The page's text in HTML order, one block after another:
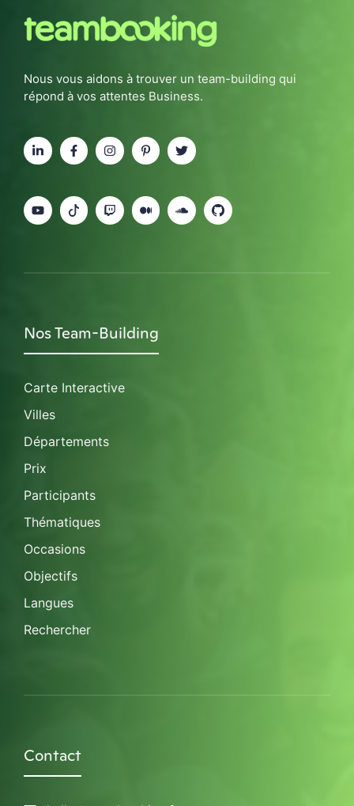
Nous vous aidons à trouver un team-building qui
répond à vos attentes Business.
Nos Team-Building
Carte Interactive
Villes
Départements
Prix
Participants
Thématiques
Occasions
Objectifs
Langues
Rechercher
Contact